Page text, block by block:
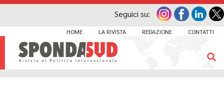
Seguici su:
HOME LA RIVISTA REDAZIONE CONTATTI